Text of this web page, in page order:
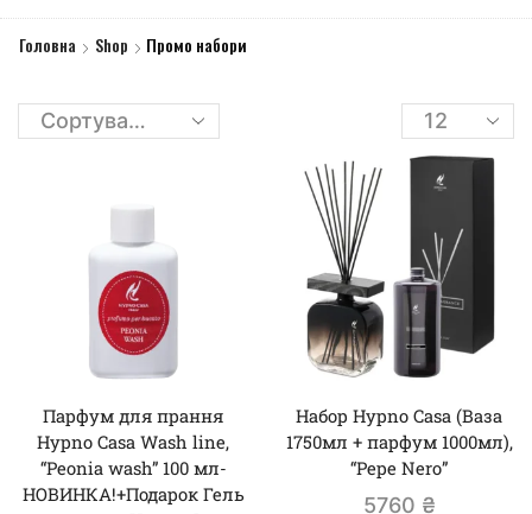
Головна Shop Промо набори
Парфум для прання
Hypno Casa Wash line,
“Peonia wash” 100 мл-
НОВИНКА!+Подарок Гель
Набор Hypno Casa (Ваза
1750мл + парфум 1000мл),
“Pepe Nero”
5760 ₴